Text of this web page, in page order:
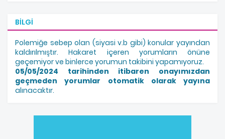
BILGI
Polemiğe sebep olan (siyasi v.b gibi) konular yayından
kaldırılmıştır. Hakaret içeren yorumların önüne
geçemiyor ve binlerce yorumun takibini yapamıyoruz.
05/05/2024 tarihinden itibaren onayımızdan
geçmeden yorumlar otomatik olarak yayına
alınacaktır.